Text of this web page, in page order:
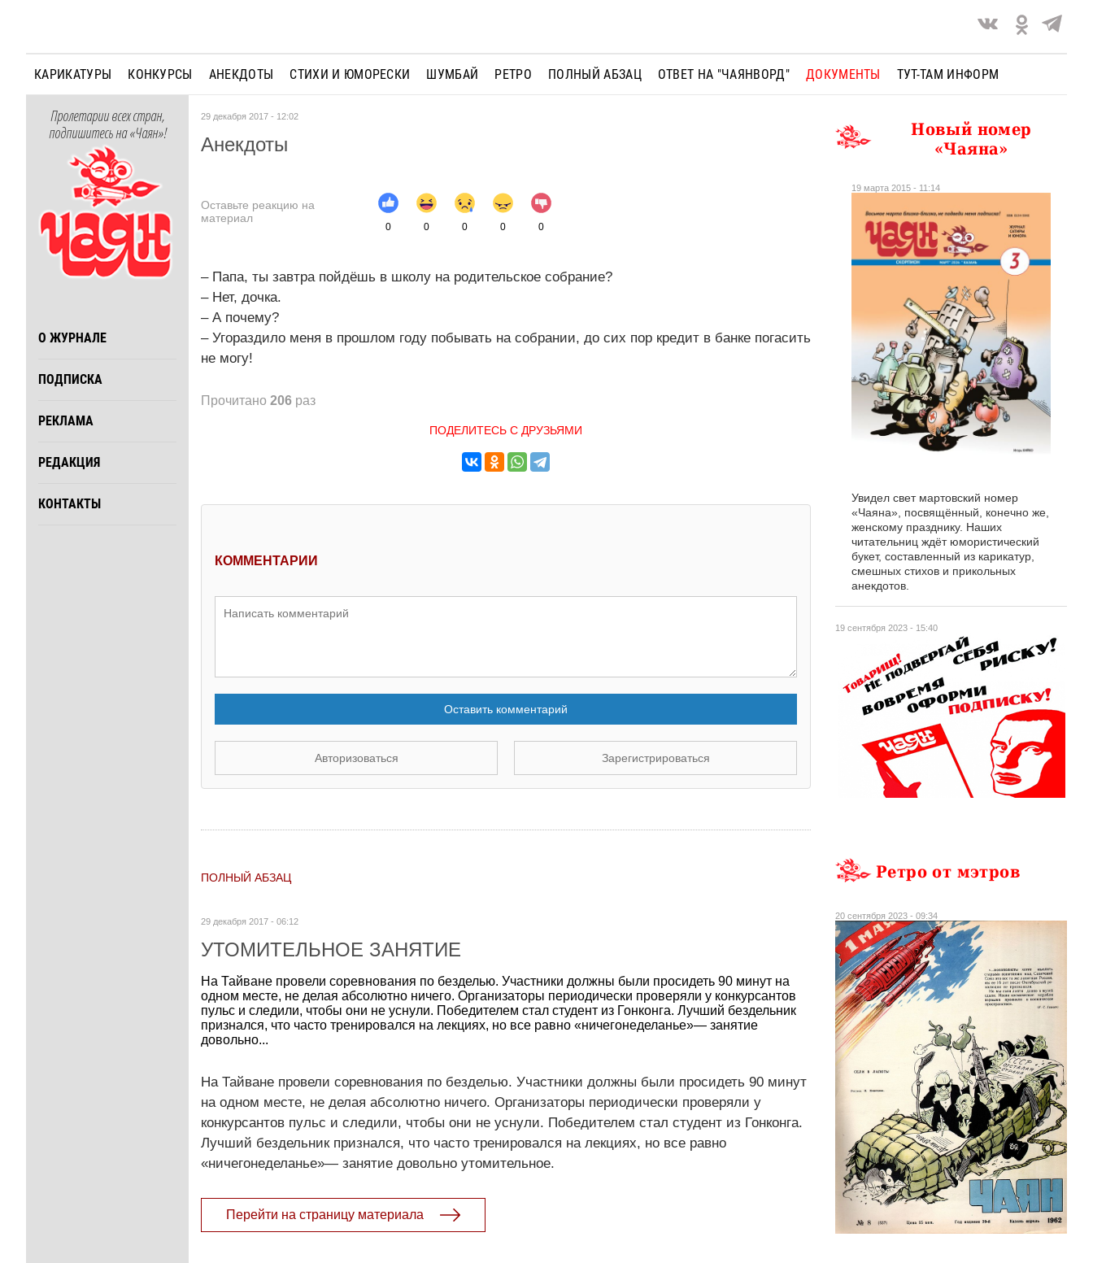
КАРИКАТУРЫ КОНКУРСЫ АНЕКДОТЫ СТИХИ И ЮМОРЕСКИ ШУМБАЙ РЕТРО ПОЛНЫЙ АБЗАЦ ОТВЕТ НА "ЧАЯНВОРД" ДОКУМЕНТЫ ТУТ-ТАМ ИНФОРМ
Пролетарии всех стран,
подпишитесь на «Чаян»!
О ЖУРНАЛЕ
ПОДПИСКА
РЕКЛАМА
РЕДАКЦИЯ
КОНТАКТЫ
29 декабря 2017 - 12:02
Анекдоты
Оставьте реакцию на
материал
0 0 0 0 0
– Папа, ты завтра пойдёшь в школу на родительское собрание?
– Нет, дочка.
– А почему?
– Угораздило меня в прошлом году побывать на собрании, до сих пор кредит в банке погасить
не могу!
Прочитано 206 раз
ПОДЕЛИТЕСЬ С ДРУЗЬЯМИ
КОММЕНТАРИИ
Оставить комментарий
Авторизоваться Зарегистрироваться
ПОЛНЫЙ АБЗАЦ
29 декабря 2017 - 06:12
УТОМИТЕЛЬНОЕ ЗАНЯТИЕ
На Тайване провели соревнования по безделью. Участники должны были просидеть 90 минут на
одном месте, не делая абсолютно ничего. Организаторы периодически проверяли у конкурсантов
пульс и следили, чтобы они не уснули. Победителем стал студент из Гонконга. Лучший бездельник
признался, что часто тренировался на лекциях, но все равно «ничегонеделанье»— занятие
довольно...
На Тайване провели соревнования по безделью. Участники должны были просидеть 90 минут
на одном месте, не делая абсолютно ничего. Организаторы периодически проверяли у
конкурсантов пульс и следили, чтобы они не уснули. Победителем стал студент из Гонконга.
Лучший бездельник признался, что часто тренировался на лекциях, но все равно
«ничегонеделанье»— занятие довольно утомительное.
Перейти на страницу материала
19 сентября 2023 - 15:40
Новый номер
«Чаяна»
19 марта 2015 - 11:14
Увидел свет мартовский номер
«Чаяна», посвящённый, конечно же,
женскому празднику. Наших
читательниц ждёт юмористический
букет, составленный из карикатур,
смешных стихов и прикольных
анекдотов.
Ретро от мэтров
20 сентября 2023 - 09:34